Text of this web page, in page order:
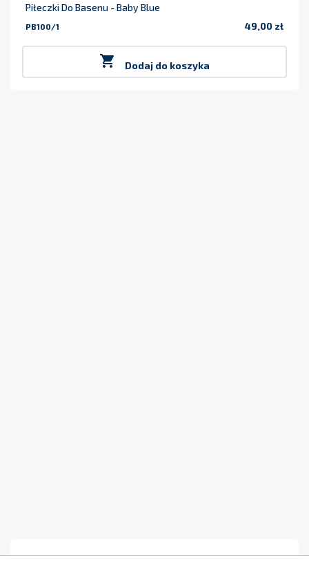
Piłeczki Do Basenu - Baby Blue
PB100/1 49,00 zł
 Dodaj do koszyka